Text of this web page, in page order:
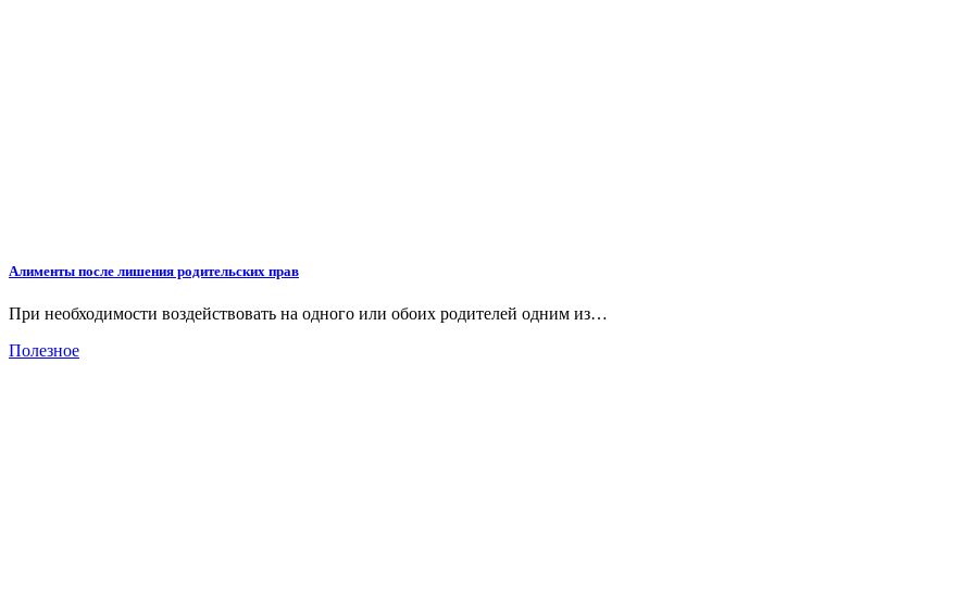
Алименты после лишения родительских прав
При необходимости воздействовать на одного или обоих родителей одним из…
Полезное